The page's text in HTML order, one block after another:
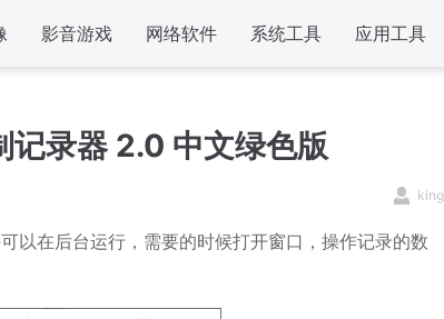
影音游戏 网络软件 系统工具 应用工具
记录器 2.0 中文绿色版
king
以在后台运行，需要的时候打开窗口，操作记录的数